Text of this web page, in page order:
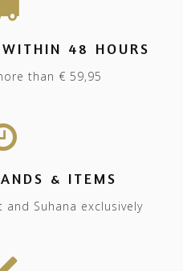
48 HOURS
than € 59,95
& ITEMS
Suhana exclusively